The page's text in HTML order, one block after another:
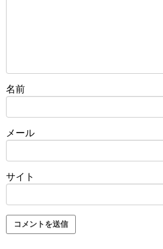
名前
メール
サイト